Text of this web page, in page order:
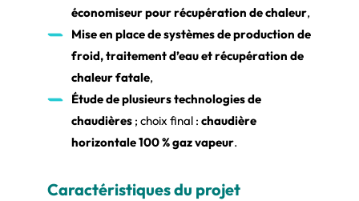
économiseur pour récupération de chaleur,
Mise en place de systèmes de production de
froid, traitement d’eau et récupération de
chaleur fatale,
Étude de plusieurs technologies de
chaudières ; choix final :chaudière
horizontale 100 % gaz vapeur.
Caractéristiques du projet